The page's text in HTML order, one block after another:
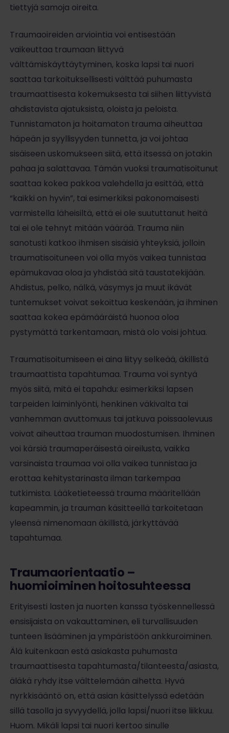
tiettyjä samoja oireita.
Traumaoireiden arviointia voi entisestään
vaikeuttaa traumaan liittyvä
välttämiskäyttäytyminen, koska lapsi tai nuori
saattaa tarkoituksellisesti välttää puhumasta
traumaattisesta kokemuksesta tai siihen liittyvistä
ahdistavista ajatuksista, oloista ja peloista.
Tunnistamaton ja hoitamaton trauma aiheuttaa
häpeän ja syyllisyyden tunnetta, ja voi johtaa
sisäiseen uskomukseen siitä, että itsessä on jotakin
pahaa ja salattavaa. Tämän vuoksi traumatisoitunut
saattaa kokea pakkoa valehdella ja esittää, että
“kaikki on hyvin”, tai esimerkiksi pakonomaisesti
varmistella läheisiltä, että ei ole suututtanut heitä
tai ei ole tehnyt mitään väärää. Trauma niin
sanotusti katkoo ihmisen sisäisiä yhteyksiä, jolloin
traumatisoituneen voi olla myös vaikea tunnistaa
epämukavaa oloa ja yhdistää sitä taustatekijään.
Ahdistus, pelko, nälkä, väsymys ja muut ikävät
tuntemukset voivat sekoittua keskenään, ja ihminen
saattaa kokea epämääräistä huonoa oloa
pystymättä tarkentamaan, mistä olo voisi johtua.
Traumatisoitumiseen ei aina liityy selkeää, äkillistä
traumaattista tapahtumaa. Trauma voi syntyä
myös siitä, mitä ei tapahdu: esimerkiksi lapsen
tarpeiden laiminlyönti, henkinen väkivalta tai
vanhemman avuttomuus tai jatkuva poissaolevuus
voivat aiheuttaa trauman muodostumisen. Ihminen
voi kärsiä traumaperäisestä oireilusta, vaikka
varsinaista traumaa voi olla vaikea tunnistaa ja
erottaa kehitystarinasta ilman tarkempaa
tutkimista. Lääketieteessä trauma määritellään
kapeammin, ja trauman käsitteellä tarkoitetaan
yleensä nimenomaan äkillistä, järkyttävää
tapahtumaa.
Traumaorientaatio –
huomioiminen hoitosuhteessa
Erityisesti lasten ja nuorten kanssa työskennellessä
ensisijaista on vakauttaminen, eli turvallisuuden
tunteen lisääminen ja ympäristöön ankkuroiminen.
Älä kuitenkaan estä asiakasta puhumasta
traumaattisesta tapahtumasta/tilanteesta/asiasta,
äläkä ryhdy itse välttelemään aihetta. Hyvä
nyrkkisääntö on, että asian käsittelyssä edetään
sillä tasolla ja syvyydellä, jolla lapsi/nuori itse liikkuu.
Huom. Mikäli lapsi tai nuori kertoo sinulle